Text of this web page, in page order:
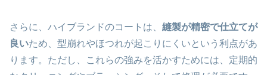
さらに、ハイブランドのコートは、 縫製が精密で仕立てが
良いため、型崩れやほつれが起こりにくいという利点があ
ります。ただし、これらの強みを活かすためには、定期的